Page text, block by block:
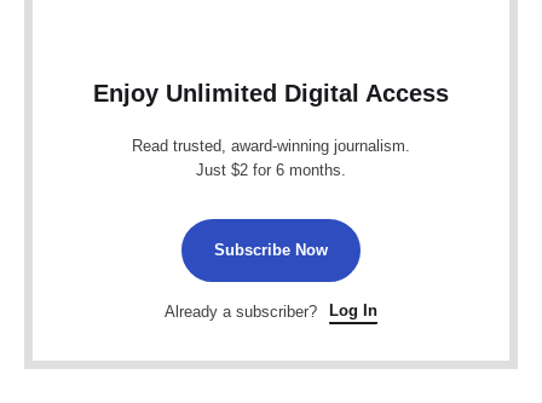
Enjoy Unlimited Digital Access
Read trusted, award-winning journalism.
Just $2 for 6 months.
Subscribe Now
Already a subscriber? Log In